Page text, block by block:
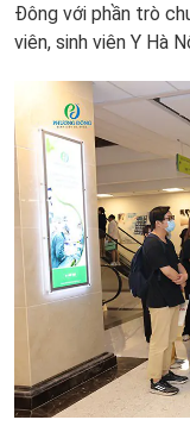
Đông với phần trò
viên, sinh viên Y Hà